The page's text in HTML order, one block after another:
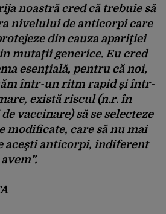
noastră cred că trebuie să
nivelului de anticorpi care
din cauza apariţiei
mutaţii generice. Eu cred
esenţială, pentru că noi,
într-un ritm rapid şi într-
există riscul (n.r. în
vaccinare) să se selecteze
modificate, care să nu mai
aceşti anticorpi, indiferent